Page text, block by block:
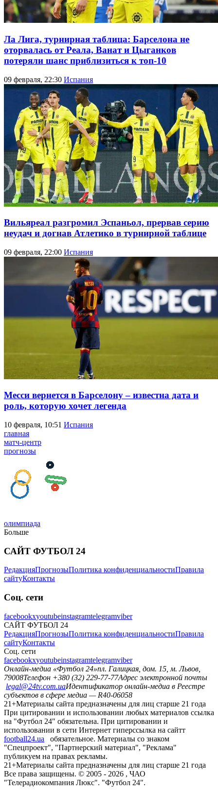
Ла Лига, турнирная таблица: Барселона не
оторвалась от Реала, Ванат и Цыганков
потеряли шанс приблизиться к топ-10
09 февраля, 22:30 Испания
Вильяреал разгромил Эспаньол, прервав серию
неудач и догнав Атлетико в турнирной таблице
09 февраля, 22:00 Испания
Месси вернется в Барселону – известна дата и
роль, которую хочет легенда
10 февраля, 10:51 Испания
главная
матч-центр
прогнозы
олимпиада
Больше
САЙТ ФУТБОЛ 24
РедакцияПрогнозыПолитика конфиденциальностиПравила
сайтуКонтакты
Соц. сети
facebookxyoutubeinstagramtelegramviber
САЙТ ФУТБОЛ 24
РедакцияПрогнозыПолитика конфиденциальностиПравила
сайтуКонтакты
Соц. сети
facebookxyoutubeinstagramtelegramviber
Онлайн-медиа «Футбол 24»пл. Галицкая, дом. 15, м. Львов,
79008Телефон +380 (32) 229-77-77Адрес электронной почты
legal@24tv.com.uaИдентификатор онлайн-медиа в Реестре
субъектов в сфере медиа — R40-06058
21+Материалы сайта предназначены для лиц старше 21 года
При цитировании и использовании любых материалов ссылка
на "Футбол 24" обязательна. При цитировании и
использовании в сети Интернет гиперссылка на сайтт
football24.ua
обязательное. Материалы со знаком
"Спецпроект", "Партнерский материал", "Реклама"
публикуем на правах рекламы.
21+Материалы сайта предназначены для лиц старше 21 года
Все права защищены. © 2005 - 2026 , ЧАО
"Телерадиокомпания Люкс". "Футбол 24".